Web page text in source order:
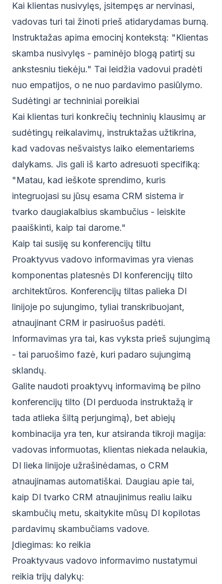
Kai klientas nusivylęs, įsitempęs ar nervinasi,
vadovas turi tai žinoti prieš atidarydamas burną.
Instruktažas apima emocinį kontekstą: "Klientas
skamba nusivylęs - paminėjo blogą patirtį su
ankstesniu tiekėju." Tai leidžia vadovui pradėti
nuo empatijos, o ne nuo pardavimo pasiūlymo.
Sudėtingi ar techniniai poreikiai
Kai klientas turi konkrečių techninių klausimų ar
sudėtingų reikalavimų, instruktažas užtikrina,
kad vadovas nešvaistys laiko elementariems
dalykams. Jis gali iš karto adresuoti specifiką:
"Matau, kad ieškote sprendimo, kuris
integruojasi su jūsų esama CRM sistema ir
tvarko daugiakalbius skambučius - leiskite
paaiškinti, kaip tai darome."
Kaip tai susiję su konferencijų tiltu
Proaktyvus vadovo informavimas yra vienas
komponentas platesnės DI konferencijų tilto
architektūros. Konferencijų tiltas palieka DI
linijoje po sujungimo, tyliai transkribuojant,
atnaujinant CRM ir pasiruošus padėti.
Informavimas yra tai, kas vyksta prieš sujungimą
- tai paruošimo fazė, kuri padaro sujungimą
sklandų.
Galite naudoti proaktyvų informavimą be pilno
konferencijų tilto (DI perduoda instruktažą ir
tada atlieka šiltą perjungimą), bet abiejų
kombinacija yra ten, kur atsiranda tikroji magija:
vadovas informuotas, klientas niekada nelaukia,
DI lieka linijoje užrašinėdamas, o CRM
atnaujinamas automatiškai. Daugiau apie tai,
kaip DI tvarko CRM atnaujinimus realiu laiku
skambučių metu, skaitykite mūsų DI kopilotas
pardavimų skambučiams vadove.
Įdiegimas: ko reikia
Proaktyvaus vadovo informavimo nustatymui
reikia trijų dalykų: